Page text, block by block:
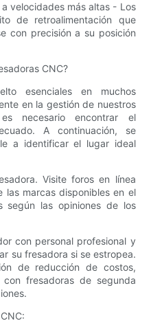
velocidades más altas - Los
de retroalimentación que
con precisión a su posición
CNC?
esenciales en muchos
en la gestión de nuestros
necesario encontrar el
A continuación, se
a identificar el lugar ideal
Visite foros en línea
las marcas disponibles en el
según las opiniones de los
con personal profesional y
su fresadora si se estropea.
de reducción de costos,
fresadoras de segunda